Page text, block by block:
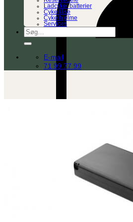
Ladcykel batterier
Cykellåse
Cykelhjelme
Services
Søg
efter:
E-mail
71 99 77 99